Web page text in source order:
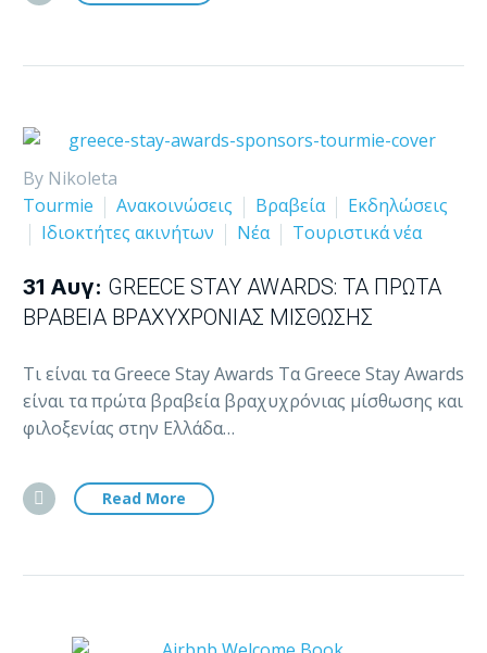
By Nikoleta
Tourmie
Ανακοινώσεις Βραβεία
Εκδηλώσεις
Ιδιοκτήτες ακινήτων
Νέα Τουριστικά νέα
31 Αυγ: GREECE STAY AWARDS: ΤΑ ΠΡΏΤΑ
ΒΡΑΒΕΊΑ ΒΡΑΧΥΧΡΌΝΙΑΣ ΜΊΣΘΩΣΗΣ
Τι είναι τα Greece Stay Awards Τα Greece Stay Awards
είναι τα πρώτα βραβεία βραχυχρόνιας μίσθωσης και
φιλοξενίας στην Ελλάδα…
Read More